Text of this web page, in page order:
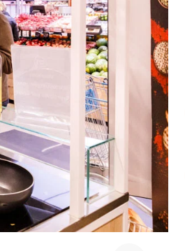
Midden-Oosters
Kooktips & blogs
Leer koken als een chef
Kooktips & blogs